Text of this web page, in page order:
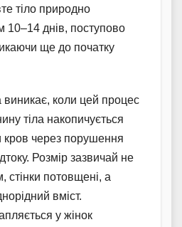
тіло природно
10–14 днів, поступово
ще до початку
виникає, коли цей процес
тіла накопичується
кров через порушення
Розмір зазвичай не
потовщені, а
вміст.
у жінок